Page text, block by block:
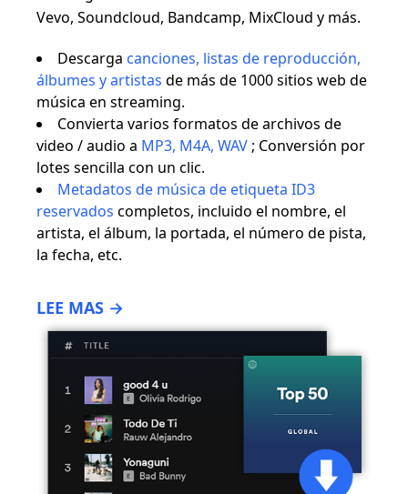
Vevo, Soundcloud, Bandcamp, MixCloud y más.
Descarga canciones, listas de reproducción,
álbumes y artistas de más de 1000 sitios web de
música en streaming.
Convierta varios formatos de archivos de
video / audio a MP3, M4A, WAV ; Conversión por
lotes sencilla con un clic.
Metadatos de música de etiqueta ID3
reservados completos, incluido el nombre, el
artista, el álbum, la portada, el número de pista,
la fecha, etc.
LEE MAS →